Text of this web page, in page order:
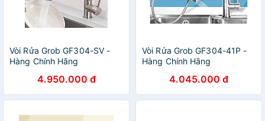
Vòi Rửa Grob GF304-SV -
Hàng Chính Hãng
4.950.000 đ
Vòi Rửa Grob GF304-41P -
Hàng Chính Hãng
4.045.000 đ